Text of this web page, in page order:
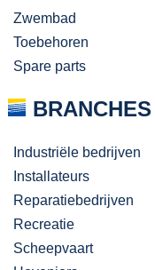
Zwembad
Toebehoren
Spare parts
BRANCHES
Industriële bedrijven
Installateurs
Reparatiebedrijven
Recreatie
Scheepvaart